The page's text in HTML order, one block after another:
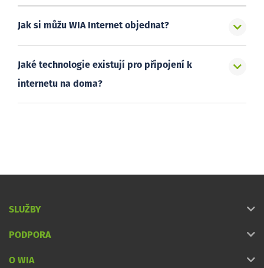
Jak si můžu WIA Internet objednat?
Jaké technologie existují pro připojení k
internetu na doma?
SLUŽBY
PODPORA
O WIA